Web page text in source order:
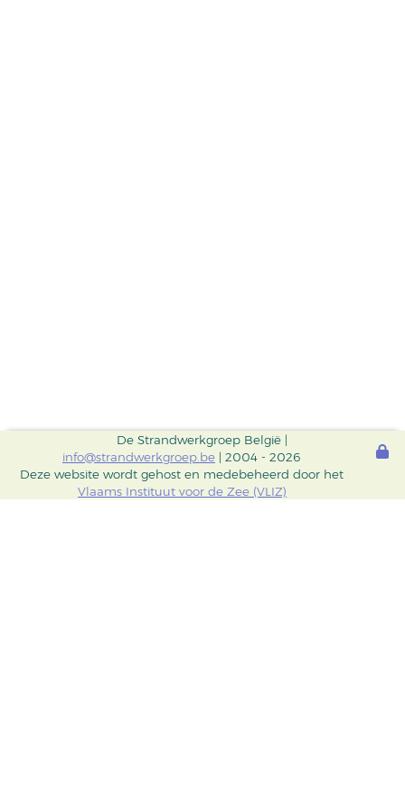
De Strandwerkgroep België |
info@strandwerkgroep.be | 2004 - 2026
Deze website wordt gehost en medebeheerd door het
Vlaams Instituut voor de Zee (VLIZ)